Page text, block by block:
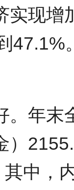
实现增
47.1%
。年末
）
中，